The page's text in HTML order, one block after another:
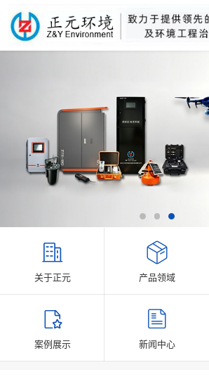
关于正元 产品领域
案例展示 新闻中心